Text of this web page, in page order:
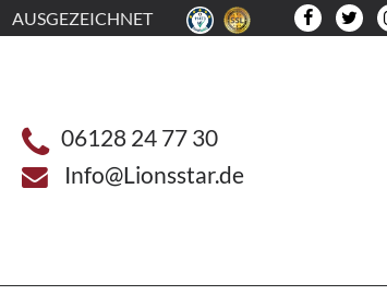
AUSGEZEICHNET
06128 24 77 30
Info@Lionsstar.de